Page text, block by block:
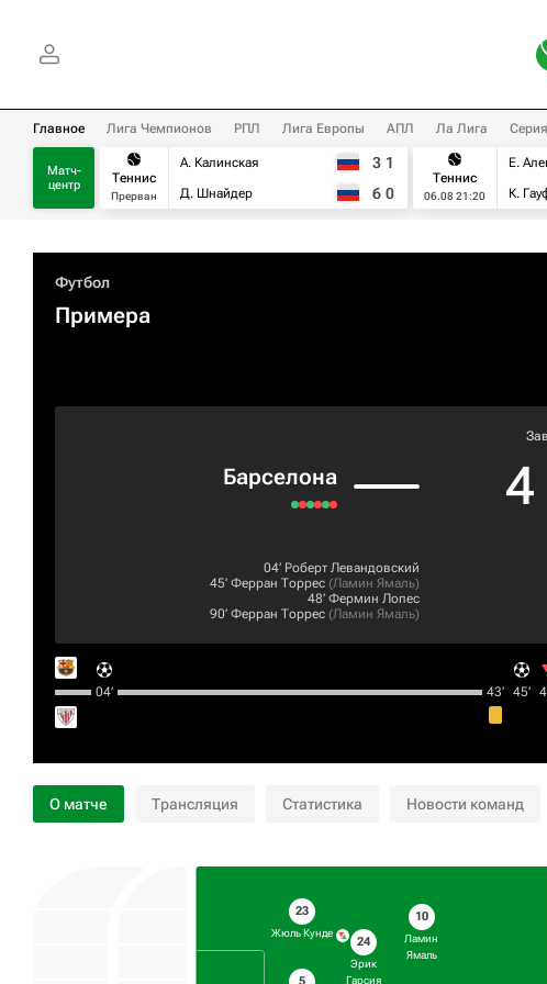
Главное Лига Чемпионов РПЛ Лига Европы АПЛ Ла Лига
Матч-
центр
Теннис
Прерван
А. Калинская
Д. Шнайдер
3 1
6 0
Теннис
06.08 21:20
Е.
К.
Футбол
Примера
Барселона 4
04‎’‎ Роберт Левандовский
45‎’‎ Ферран Торрес (Ламин Ямаль)
48‎’‎ Фермин Лопес
90‎’‎ Ферран Торрес (Ламин Ямаль)
04‎’‎ 43‎’‎ 45‎’‎
О матче Трансляция Статистика Новости команд
23
Жюль Кунде
5
24
Эрик
Гарсия
10
Ламин
Ямаль